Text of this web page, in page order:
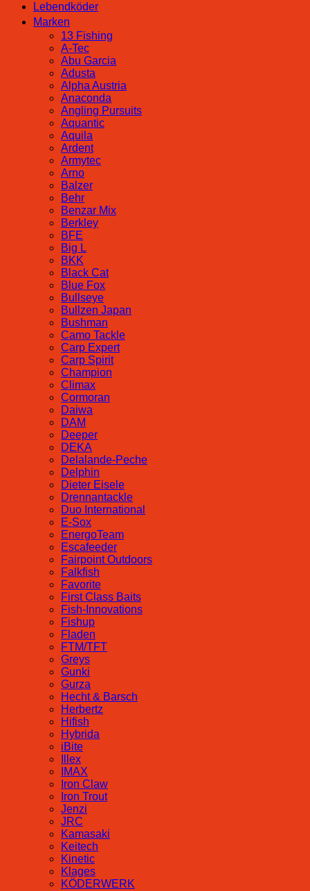
Lebendköder
Marken
13 Fishing
A-Tec
Abu Garcia
Adusta
Alpha Austria
Anaconda
Angling Pursuits
Aquantic
Aquila
Ardent
Armytec
Arno
Balzer
Behr
Benzar Mix
Berkley
BFE
Big L
BKK
Black Cat
Blue Fox
Bullseye
Bullzen Japan
Bushman
Camo Tackle
Carp Expert
Carp Spirit
Champion
Climax
Cormoran
Daiwa
DAM
Deeper
DEKA
Delalande-Peche
Delphin
Dieter Eisele
Drennantackle
Duo International
E-Sox
EnergoTeam
Escafeeder
Fairpoint Outdoors
Falkfish
Favorite
First Class Baits
Fish-Innovations
Fishup
Fladen
FTM/TFT
Greys
Gunki
Gurza
Hecht & Barsch
Herbertz
Hifish
Hybrida
iBite
Illex
IMAX
Iron Claw
Iron Trout
Jenzi
JRC
Kamasaki
Keitech
Kinetic
Klages
KÖDERWERK